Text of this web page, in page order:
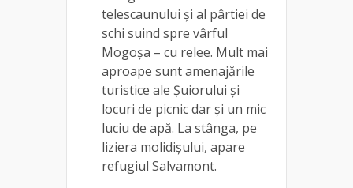
telescaunului şi al pârtiei de
schi suind spre vârful
Mogoşa – cu relee. Mult mai
aproape sunt amenajările
turistice ale Şuiorului și
locuri de picnic dar și un mic
luciu de apă. La stânga, pe
liziera molidişului, apare
refugiul Salvamont.